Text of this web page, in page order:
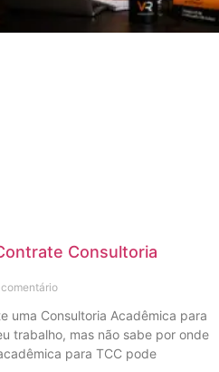
Consultoria
uma Consultoria Acadêmica para
trabalho, mas não sabe por onde
para TCC pode